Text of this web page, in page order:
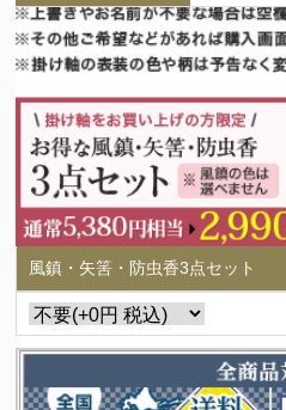
風鎮・矢筈・防虫香3点セット